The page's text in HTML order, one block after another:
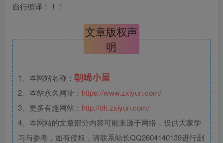
自行编译！！！
文章版权声
明
1、本网站名称： 朝晞小屋
2、本站永久网址： https://www.zxiyun.com/
3、更多有趣网站： http://dh.zxiyun.com/
4、本网站的文章部分内容可能来源于网络，仅供大家学
习与参考，如有侵权，请联系站长QQ2604140139进行删